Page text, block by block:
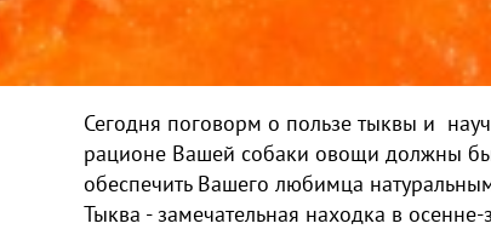
Сегодня поговорм о пользе тыквы и
рационе Вашей собаки овощи должны
обеспечить Вашего любимца
Тыква - замечательная находка в